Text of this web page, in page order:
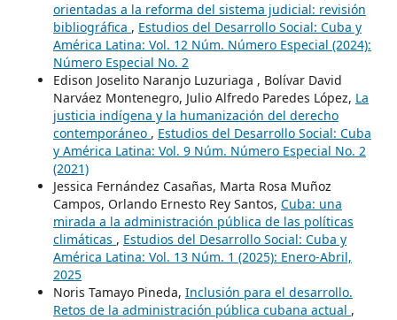
orientadas a la reforma del sistema judicial: revisión
bibliográfica , Estudios del Desarrollo Social: Cuba y
América Latina: Vol. 12 Núm. Número Especial (2024):
Número Especial No. 2
Edison Joselito Naranjo Luzuriaga , Bolívar David
Narváez Montenegro, Julio Alfredo Paredes López, La
justicia indígena y la humanización del derecho
contemporáneo , Estudios del Desarrollo Social: Cuba
y América Latina: Vol. 9 Núm. Número Especial No. 2
(2021)
Jessica Fernández Casañas, Marta Rosa Muñoz
Campos, Orlando Ernesto Rey Santos, Cuba: una
mirada a la administración pública de las políticas
climáticas , Estudios del Desarrollo Social: Cuba y
América Latina: Vol. 13 Núm. 1 (2025): Enero-Abril,
2025
Noris Tamayo Pineda, Inclusión para el desarrollo.
Retos de la administración pública cubana actual ,